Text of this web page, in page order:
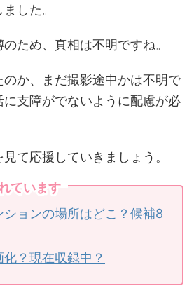
した。
ため、真相は不明ですね。
か、まだ撮影途中かは不明で
支障がでないように配慮が必
て応援していきましょう。
ています
ションの場所はどこ？候補8
？現在収録中？